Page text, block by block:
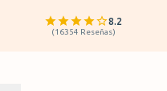
8.2
(16354 Reseñas)